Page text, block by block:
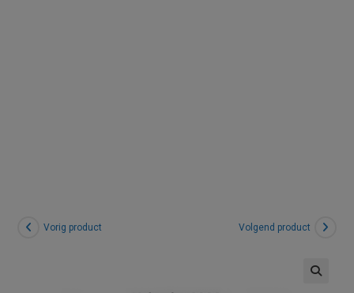
Vorig product Volgend product